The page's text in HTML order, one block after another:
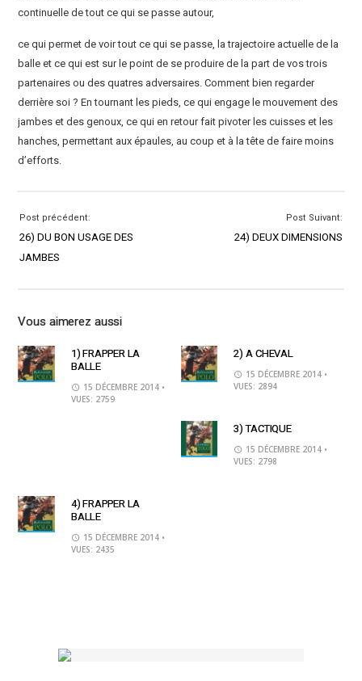
continuelle de tout ce qui se passe autour,
ce qui permet de voir tout ce qui se passe, la trajectoire actuelle de la
balle et ce qui est sur le point de se produire de la part de vos trois
partenaires ou des quatres adversaires. Comment bien regarder
derrière soi ? En tournant les pieds, ce qui engage le mouvement des
jambes et des genoux, ce qui en retour fait pivoter les cuisses et les
hanches, permettant aux épaules, au coup et à la tête de faire moins
d’efforts.
Post précédent:
26) DU BON USAGE DES
JAMBES
Post Suivant:
24) DEUX DIMENSIONS
Vous aimerez aussi
1) FRAPPER LA
BALLE
15 DÉCEMBRE 2014 •
VUES: 2759
2) A CHEVAL
15 DÉCEMBRE 2014 •
VUES: 2894
3) TACTIQUE
15 DÉCEMBRE 2014 •
VUES: 2798
4) FRAPPER LA
BALLE
15 DÉCEMBRE 2014 •
VUES: 2435